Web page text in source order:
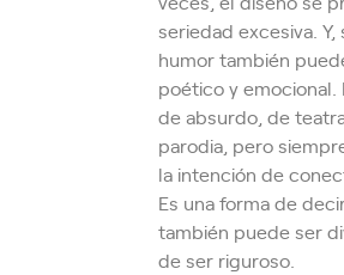
seriedad excesiva.
humor también
poético y emocional.
de absurdo, de
parodia, pero
la intención de
Es una forma de
también puede ser
de ser riguroso.